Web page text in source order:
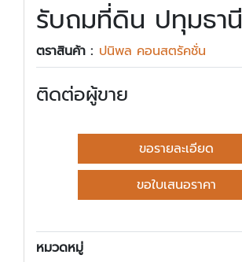
รับถมที่ดิน ปทุมธานี
ตราสินค้า : ปนิพล คอนสตรัคชั่น
ติดต่อผู้ขาย
ขอรายละเอียด
ขอใบเสนอราคา
หมวดหมู่